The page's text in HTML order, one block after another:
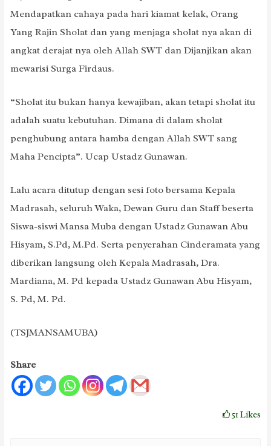
Mendapatkan cahaya pada hari kiamat kelak, Orang
Yang Rajin Sholat dan yang menjaga sholat nya akan di
angkat derajat nya oleh Allah SWT dan Dijanjikan akan
mewarisi Surga Firdaus.
“Sholat itu bukan hanya kewajiban, akan tetapi sholat itu
adalah suatu kebutuhan. Dimana di dalam sholat
penghubung antara hamba dengan Allah SWT sang
Maha Pencipta”. Ucap Ustadz Gunawan.
Lalu acara ditutup dengan sesi foto bersama Kepala
Madrasah, seluruh Waka, Dewan Guru dan Staff beserta
Siswa-siswi Mansa Muba dengan Ustadz Gunawan Abu
Hisyam, S.Pd, M.Pd. Serta penyerahan Cinderamata yang
diberikan langsung oleh Kepala Madrasah, Dra.
Mardiana, M. Pd kepada Ustadz Gunawan Abu Hisyam,
S. Pd, M. Pd.
(TSJMANSAMUBA)
Share
51Likes